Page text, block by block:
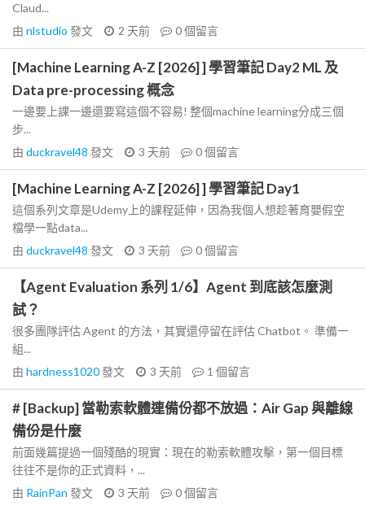
Claud...
由 nlstudio 發文 2 天前 0個留言
[Machine Learning A-Z [2026] ] 學習筆記 Day2 ML 及
Data pre-processing 概念
一邊要上課一邊還要寫這個不容易! 整個machine learning分成三個
步...
由 duckravel48 發文 3 天前 0個留言
[Machine Learning A-Z [2026] ] 學習筆記 Day1
這個系列文章是Udemy上的課程延伸，因為我個人想趁著育嬰假空
檔學一點data...
由 duckravel48 發文 3 天前 0個留言
【Agent Evaluation 系列 1/6】Agent 到底該怎麼測
試？
很多團隊評估 Agent 的方法，其實還停留在評估 Chatbot。 準備一
組...
由 hardness1020發文 3 天前 1 個留言
# [Backup] 當勒索軟體連備份都不放過：Air Gap 與離線
備份是什麼
前面幾篇提過一個殘酷的現實：現在的勒索軟體攻擊，第一個目標
往往不是你的正式資料，...
由 RainPan 發文 3 天前 0個留言